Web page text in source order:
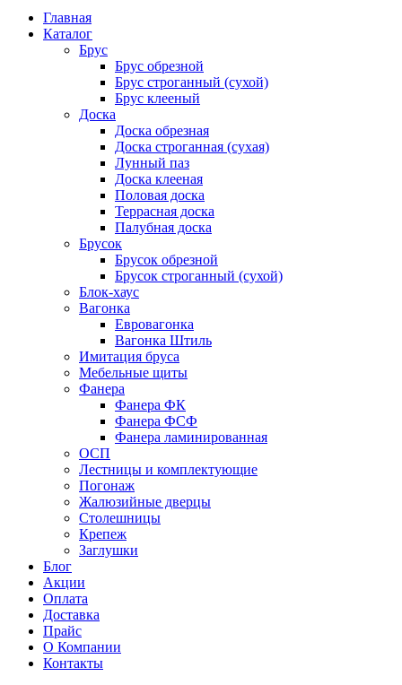
Главная
Каталог
Брус
Брус обрезной
Брус строганный (сухой)
Брус клееный
Доска
Доска обрезная
Доска строганная (сухая)
Лунный паз
Доска клееная
Половая доска
Террасная доска
Палубная доска
Брусок
Брусок обрезной
Брусок строганный (сухой)
Блок-хаус
Вагонка
Евровагонка
Вагонка Штиль
Имитация бруса
Мебельные щиты
Фанера
Фанера ФК
Фанера ФСФ
Фанера ламинированная
ОСП
Лестницы и комплектующие
Погонаж
Жалюзийные дверцы
Столешницы
Крепеж
Заглушки
Блог
Акции
Оплата
Доставка
Прайс
О Компании
Контакты